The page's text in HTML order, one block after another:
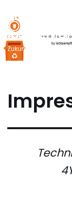
Zum
Inhalt
springen
FUTURE
Zukunft, Daten,